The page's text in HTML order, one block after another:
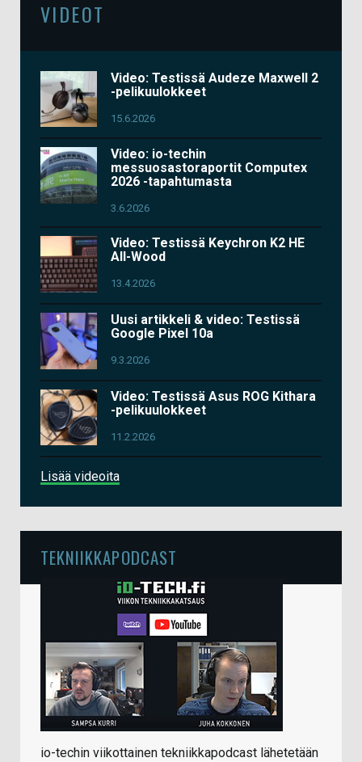
VIDEOT
Video: Testissä Audeze Maxwell 2
-pelikuulokkeet
15.6.2026
Video: io-techin
messuosastoraportit Computex
2026 -tapahtumasta
3.6.2026
Video: Testissä Keychron K2 HE
All-Wood
13.4.2026
Uusi artikkeli & video: Testissä
Google Pixel 10a
9.3.2026
Video: Testissä Asus ROG Kithara
-pelikuulokkeet
11.2.2026
Lisää videoita
TEKNIIKKAPODCAST
io-techin viikottainen tekniikkapodcast lähetetään